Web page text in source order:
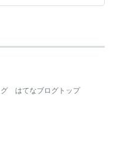
隊のデカールはエデ
のメーターはエデュ
チンポッドはクイッ
はてなブログトップ